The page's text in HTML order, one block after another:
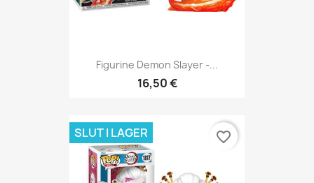
Figurine Demon Slayer -...
16,50 €
SLUT I LAGER favorite_border